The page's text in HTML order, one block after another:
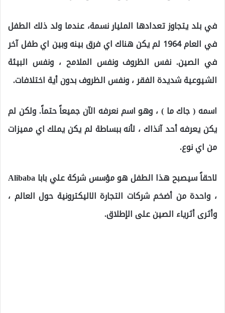
في بلد يتجاوز تعدادها المليار نسمة، عندما ولد ذلك الطفل
في العام 1964 لم يكن هناك اي فرق بينه وبين اي طفل آخر
في الصين. نفس الظروف ونفس الملامح ، ونفس البيئة
الشيوعية شديدة الفقر ، ونفس الظروف بدون أية اختلافات.
اسمه ( جاك ما ) ، وهو اسم نعرفه الآن جميعاً حتماً. ولكن لم
يكن يعرفه أحد آنذاك ، لأنه ببساطة لم يكن يملك اي مميزات
من اي نوع.
لاحقاً سيصبح هذا الطفل هو مؤسس شركة علي بابا Alibaba
، واحدة من أضخم شركات التجارة الاليكترونية حول العالم ،
وأثرى أثرياء الصين على الإطلاق.